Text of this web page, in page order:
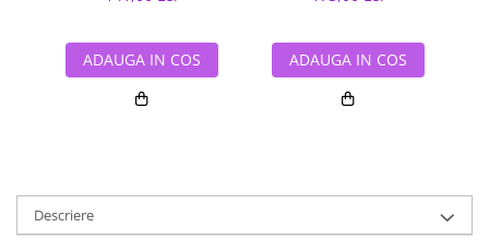
ADAUGA IN COS ADAUGA IN COS
Descriere